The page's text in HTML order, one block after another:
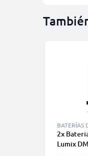
BATERÍAS
2x
Lumix